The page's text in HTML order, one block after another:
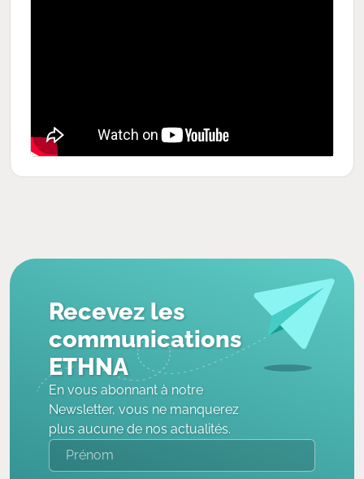
Recevez les
communications
ETHNA
En vous abonnant à notre
Newsletter, vous ne manquerez
plus aucune de nos actualités.